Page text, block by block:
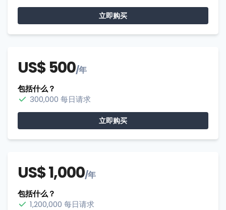
立即购买
US$ 500/年
包括什么？
300,000 每日请求
立即购买
US$ 1,000/年
包括什么？
1,200,000 每日请求